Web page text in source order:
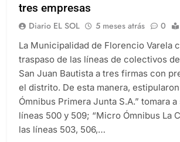
tres empresas
Diario EL SOL 5 meses atrás 0
La Municipalidad de Florencio Varela
traspaso de las líneas de colectivos
San Juan Bautista a tres firmas con
el distrito. De esta manera,
Ómnibus Primera Junta S.A.” tomara
líneas 500 y 509; “Micro Ómnibus La
las líneas 503, 506,…